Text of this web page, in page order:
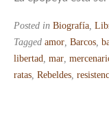
Posted in Biografía
Tagged amor Barcos
libertad
mar
ratas Rebeldes